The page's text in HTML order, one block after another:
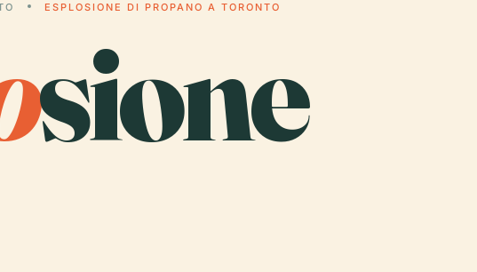
ESPLOSIONE DI PROPANO A TORONTO
sione